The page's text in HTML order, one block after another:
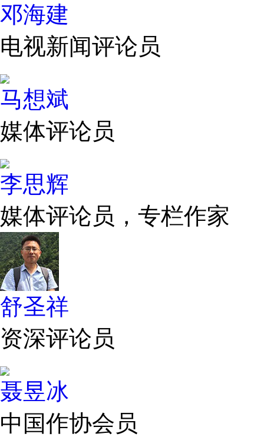
邓海建
电视新闻评论员
马想斌
媒体评论员
李思辉
媒体评论员，专栏作家
舒圣祥
资深评论员
聂昱冰
中国作协会员